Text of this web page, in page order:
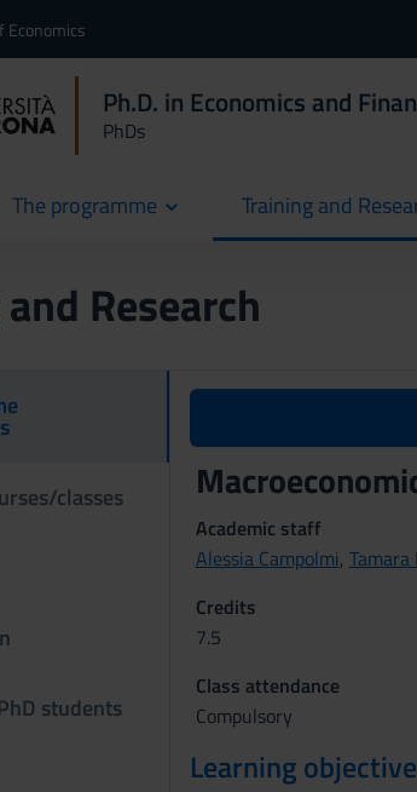
Economics
Ph.D. in Economics and
PhDs
The programme Training and
Research
classes
students
Academic staff
Alessia Campolmi, Tamara
Credits
7.5
Class attendance
Compulsory
Learning